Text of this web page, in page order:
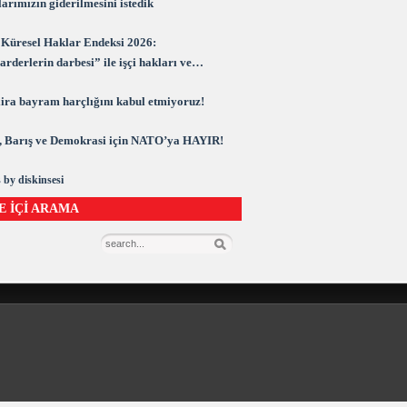
giderilmesini istedik
Haklar Endeksi 2026:
darbesi” ile işçi hakları ve
bayram harçlığını kabul etmiyoruz!
Barış ve Demokrasi için NATO’ya HAYIR!
by diskinsesi
İÇİ ARAMA